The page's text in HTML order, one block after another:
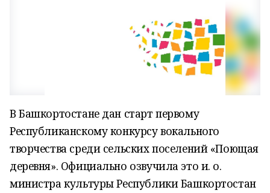
В Башкортостане дан старт первому
Республиканскому конкурсу вокального
творчества среди сельских поселений «Поющая
деревня». Официально озвучила это и. о.
министра культуры Республики Башкортостан